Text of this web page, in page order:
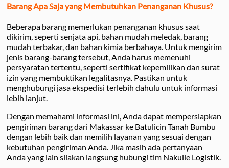
Barang Apa Saja yang Membutuhkan Penanganan Khusus?
Beberapa barang memerlukan penanganan khusus saat
dikirim, seperti senjata api, bahan mudah meledak, barang
mudah terbakar, dan bahan kimia berbahaya. Untuk mengirim
jenis barang-barang tersebut, Anda harus memenuhi
persyaratan tertentu, seperti sertifikat kepemilikan dan surat
izin yang membuktikan legalitasnya. Pastikan untuk
menghubungi jasa ekspedisi terlebih dahulu untuk informasi
lebih lanjut.
Dengan memahami informasi ini, Anda dapat mempersiapkan
pengiriman barang dari Makassar ke Batulicin Tanah Bumbu
dengan lebih baik dan memilih layanan yang sesuai dengan
kebutuhan pengiriman Anda. Jika masih ada pertanyaan
Anda yang lain silakan langsung hubungi tim Nakulle Logistik.